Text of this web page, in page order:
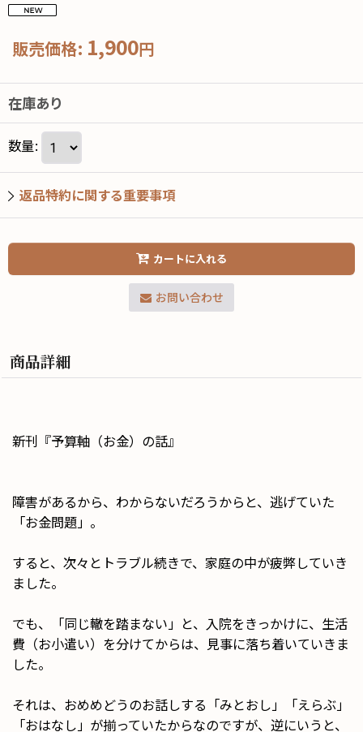
販売価格: 1,900円
在庫あり
数量:
返品特約に関する重要事項
カートに入れる
お問い合わせ
商品詳細
新刊『予算軸（お金）の話』
障害があるから、わからないだろうからと、逃げていた
「お金問題」。
すると、次々とトラブル続きで、家庭の中が疲弊していき
ました。
でも、「同じ轍を踏まない」と、入院をきっかけに、生活
費（お小遣い）を分けてからは、見事に落ち着いていきま
した。
それは、おめめどうのお話しする「みとおし」「えらぶ」
「おはなし」が揃っていたからなのですが、逆にいうと、